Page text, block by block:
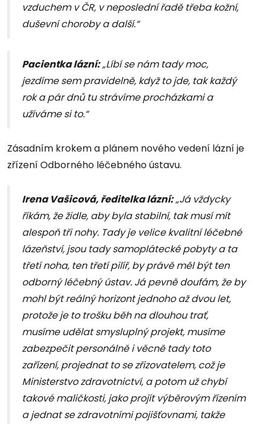
vzduchem v ČR, v neposlední řadě třeba kožní,
duševní choroby a další.“
Pacientka lázní:„Líbí se nám tady moc,
jezdíme sem pravidelně, když to jde, tak každý
rok a pár dnů tu strávíme procházkami a
užíváme si to.“
Zásadním krokem a plánem nového vedení lázní je
zřízení Odborného léčebného ústavu.
Irena Vašicová, ředitelka lázní:„Já vždycky
říkám, že židle, aby byla stabilní, tak musí mít
alespoň tři nohy. Tady je velice kvalitní léčebné
lázeňství, jsou tady samoplátecké pobyty a ta
třetí noha, ten třetí pilíř, by právě měl být ten
odborný léčebný ústav. Já pevně doufám, že by
mohl být reálný horizont jednoho až dvou let,
protože je to trošku běh na dlouhou trať,
musíme udělat smysluplný projekt, musíme
zabezpečit personálně i věcně tady toto
zařízení, projednat to se zřizovatelem, což je
Ministerstvo zdravotnictví, a potom už chybí
takové maličkosti, jako projít výběrovým řízením
a jednat se zdravotními pojišťovnami, takže